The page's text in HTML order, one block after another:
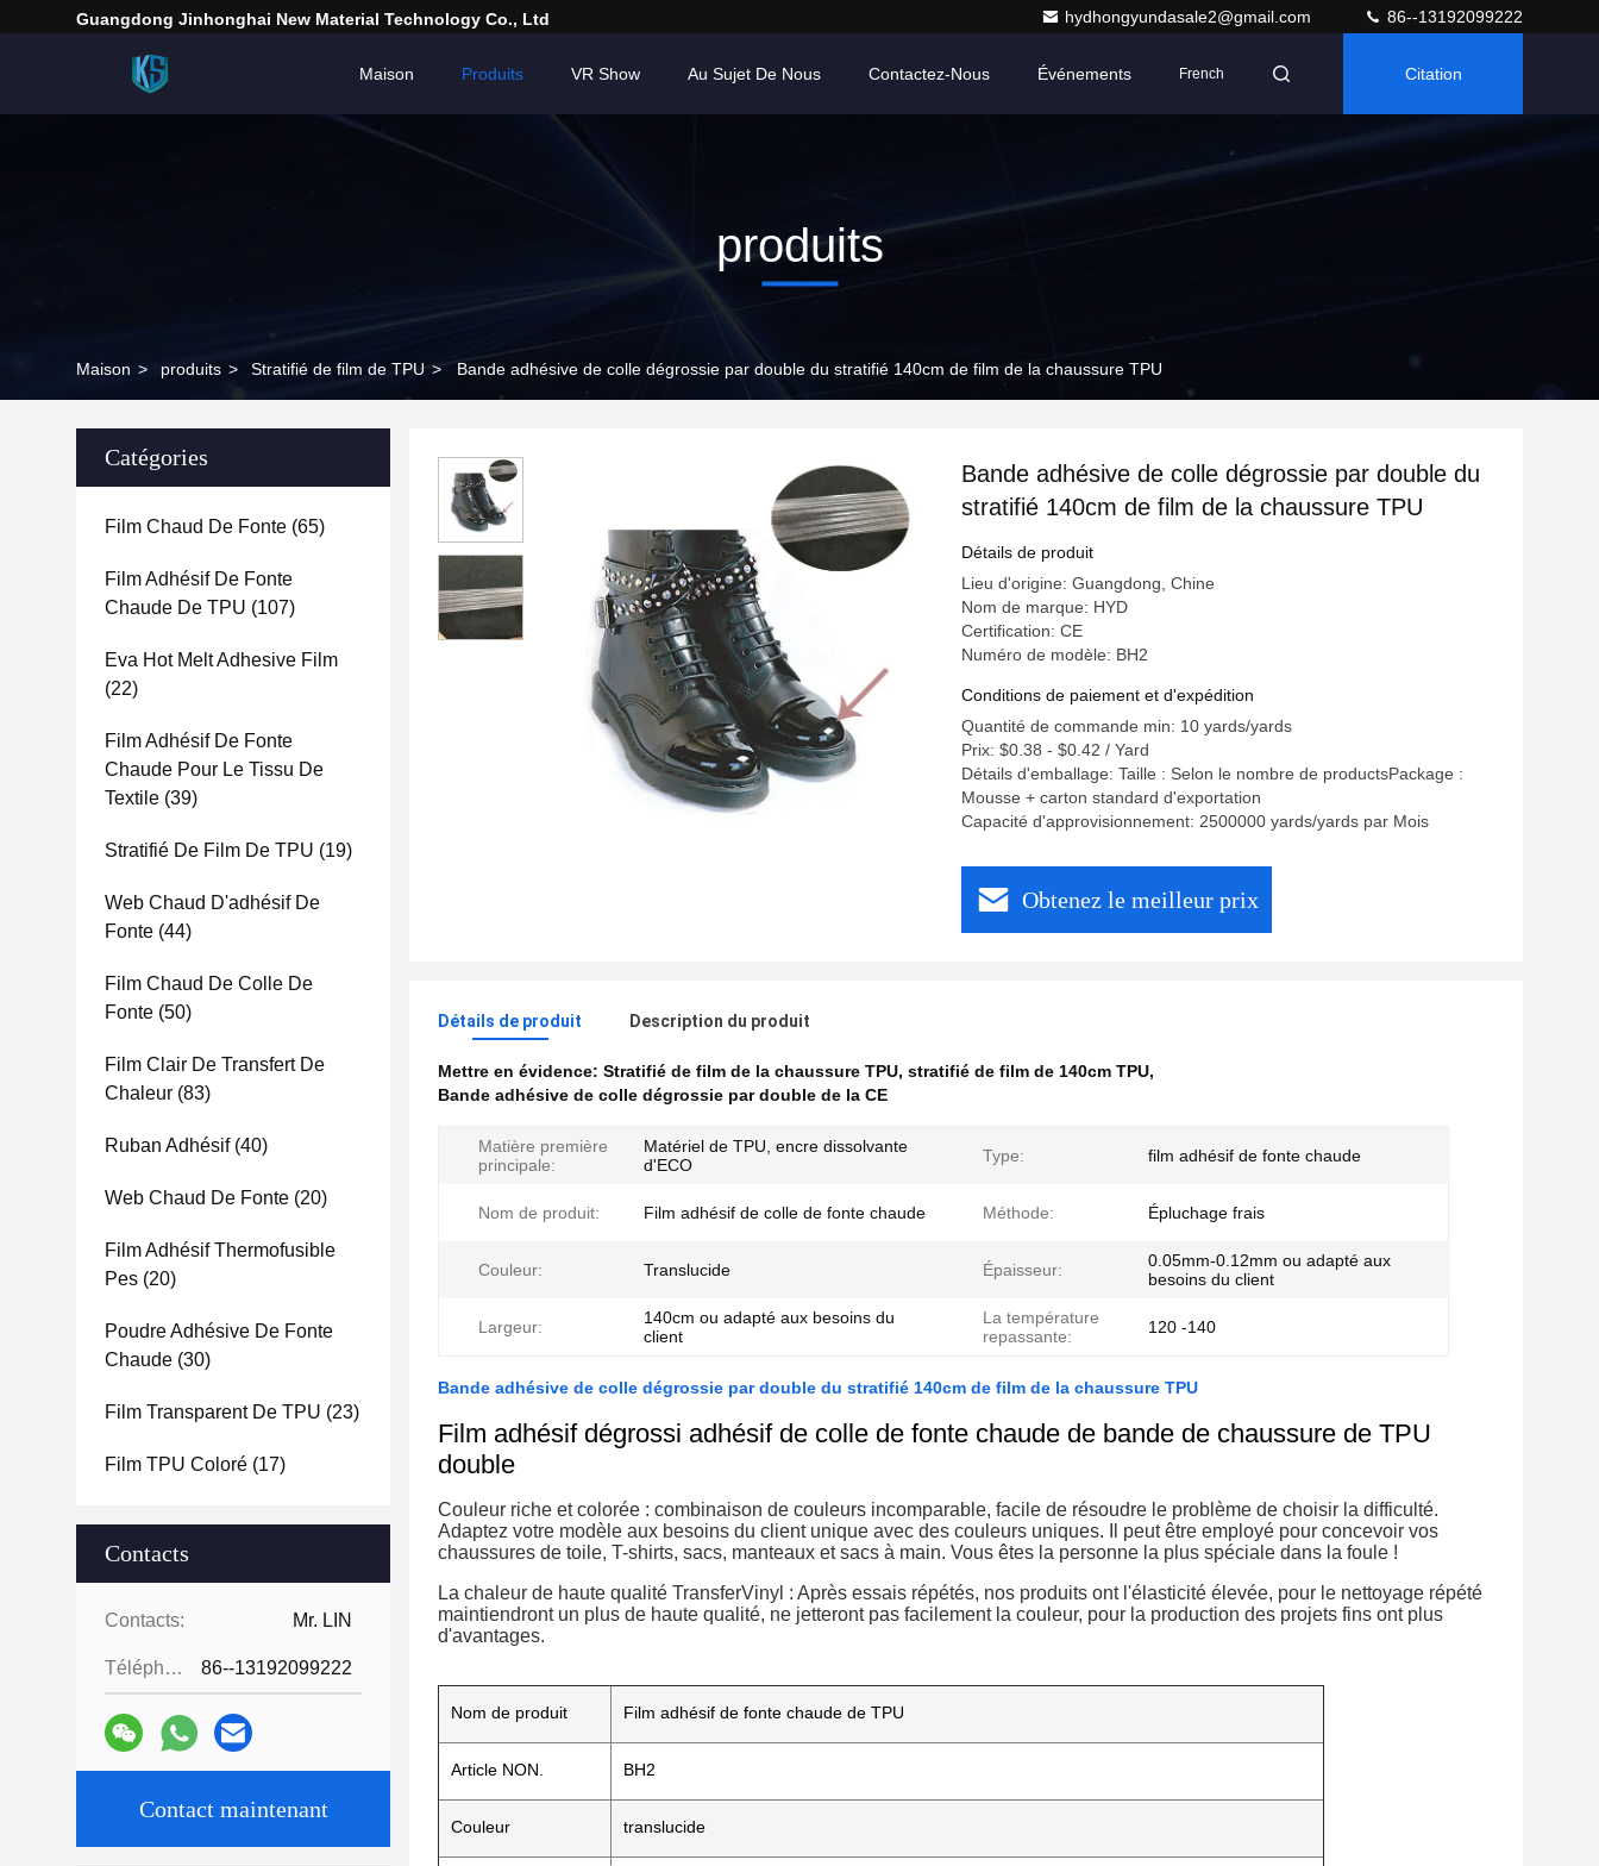
Guangdong Jinhonghai New Material Technology Co., Ltd hydhongyundasale2@gmail.com 86--13192099222
Maison Produits VR Show Au Sujet De Nous Contactez-Nous Événements French Citation
produits
Maison > produits > Stratifié de film de TPU > Bande adhésive de colle dégrossie par double du stratifié 140cm de film de la chaussure TPU
Catégories
Film Chaud De Fonte (65)
Film Adhésif De Fonte
Chaude De TPU (107)
Eva Hot Melt Adhesive Film
(22)
Film Adhésif De Fonte
Chaude Pour Le Tissu De
Textile (39)
Stratifié De Film De TPU (19)
Web Chaud D'adhésif De
Fonte (44)
Film Chaud De Colle De
Fonte (50)
Film Clair De Transfert De
Chaleur (83)
Ruban Adhésif(40)
Web Chaud De Fonte (20)
Film Adhésif Thermofusible
Pes (20)
Poudre Adhésive De Fonte
Chaude (30)
Film Transparent De TPU (23)
Film TPU Coloré (17)
Contacts
Contacts: Mr. LIN
Téléphone: 86--13192099222
Contact maintenant
Bande adhésive de colle dégrossie par double du
stratifié 140cm de film de la chaussure TPU
Détails de produit
Lieu d'origine: Guangdong, Chine
Nom de marque: HYD
Certification: CE
Numéro de modèle: BH2
Conditions de paiement et d'expédition
Quantité de commande min: 10 yards/yards
Prix: $0.38 - $0.42 / Yard
Détails d'emballage: Taille : Selon le nombre de productsPackage :
Mousse + carton standard d'exportation
Capacité d'approvisionnement: 2500000 yards/yards par Mois
Obtenez le meilleur prix
Détails de produit Description du produit
Mettre en évidence: Stratifié de film de la chaussure TPU, stratifié de film de 140cm TPU,
Bande adhésive de colle dégrossie par double de la CE
Matière première
principale:
Matériel de TPU, encre dissolvante
d'ECO
Type: film adhésif de fonte chaude
Nom de produit: Film adhésif de colle de fonte chaude Méthode: Épluchage frais
Couleur: Translucide Épaisseur:
0.05mm-0.12mm ou adapté aux
besoins du client
Largeur:
140cm ou adapté aux besoins du
client
La température
repassante:
120 -140
Bande adhésive de colle dégrossie par double du stratifié 140cm de film de la chaussure TPU
Film adhésif dégrossi adhésif de colle de fonte chaude de bande de chaussure de TPU
double
Couleur riche et colorée : combinaison de couleurs incomparable, facile de résoudre le problème de choisir la difficulté.
Adaptez votre modèle aux besoins du client unique avec des couleurs uniques. Il peut être employé pour concevoir vos
chaussures de toile, T-shirts, sacs, manteaux et sacs à main. Vous êtes la personne la plus spéciale dans la foule !
La chaleur de haute qualité TransferVinyl : Après essais répétés, nos produits ont l'élasticité élevée, pour le nettoyage répété
maintiendront un plus de haute qualité, ne jetteront pas facilement la couleur, pour la production des projets fins ont plus
d'avantages.
Nom de produit Film adhésif de fonte chaude de TPU
Article NON. BH2
Couleur translucide